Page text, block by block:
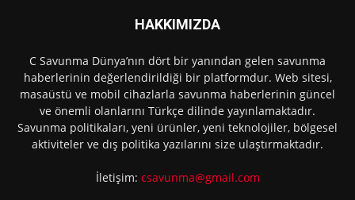
HAKKIMIZDA
C Savunma Dünya’nın dört bir yanından gelen savunma
haberlerinin değerlendirildiği bir platformdur. Web sitesi,
masaüstü ve mobil cihazlarla savunma haberlerinin güncel
ve önemli olanlarını Türkçe dilinde yayınlamaktadır.
Savunma politikaları, yeni ürünler, yeni teknolojiler, bölgesel
aktiviteler ve dış politika yazılarını size ulaştırmaktadır.
İletişim: csavunma@gmail.com